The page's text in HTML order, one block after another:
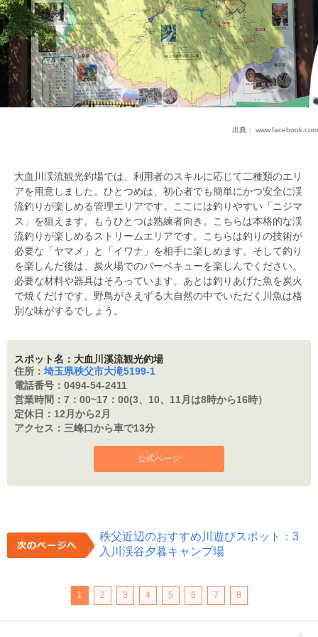
出典： www.facebook.com
大血川渓流観光釣場では、利用者のスキルに応じて二種類のエリ
アを用意しました。ひとつめは、初心者でも簡単にかつ安全に渓
流釣りが楽しめる管理エリアです。ここには釣りやすい「ニジマ
ス」を狙えます。もうひとつは熟練者向き。こちらは本格的な渓
流釣りが楽しめるストリームエリアです。こちらは釣りの技術が
必要な「ヤマメ」と「イワナ」を相手に楽しめます。そして釣り
を楽しんだ後は、炭火場でのバーベキューを楽しんでください。
必要な材料や器具はそろっています。あとは釣りあげた魚を炭火
で焼くだけです。野鳥がさえずる大自然の中でいただく川魚は格
別な味がするでしょう。
スポット名：大血川溪流観光釣場
住所： 埼玉県秩父市大滝5199-1
電話番号： 0494-54-2411
営業時間： 7：00~17：00(3、10、11月は8時から16時）
定休日： 12月から2月
アクセス： 三峰口から車で13分
公式ページ
秩父近辺のおすすめ川遊びスポット：3
入川渓谷夕暮キャンプ場
1 2 3 4 5 6 7 8